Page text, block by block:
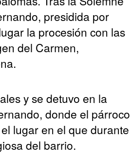
presidida por
la procesión con las
del Carmen,
y se detuvo en la
donde el párroco
lugar en el que durante
del barrio.